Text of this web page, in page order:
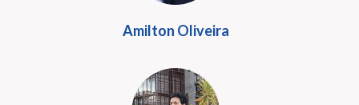
Amilton Oliveira